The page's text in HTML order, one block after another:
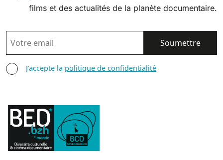
films et des actualités de la planète documentaire.
EMAIL
AGREE TERMS
J'accepte la politique de confidentialité